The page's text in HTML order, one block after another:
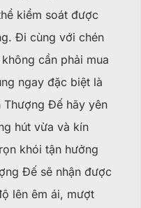
kiểm soát được
Đi cùng với chén
cần phải mua
ngay đặc biệt là
Thượng Đế hãy yên
hút vừa và kín
khói tận hưởng
Đế sẽ nhận được
lên êm ái, mượt